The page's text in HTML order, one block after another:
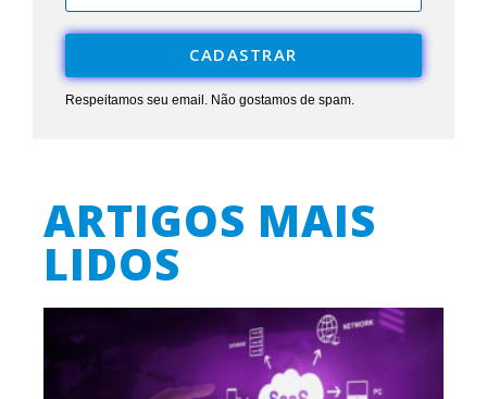
CADASTRAR
Respeitamos seu email. Não gostamos de spam.
ARTIGOS MAIS
LIDOS